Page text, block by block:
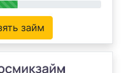
займ